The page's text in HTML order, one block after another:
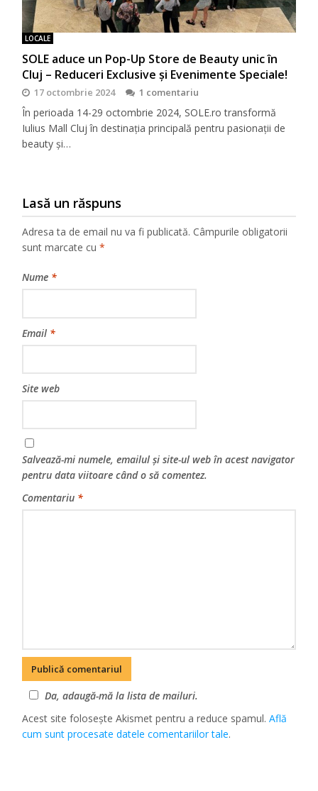
LOCALE
SOLE aduce un Pop-Up Store de Beauty unic în
Cluj – Reduceri Exclusive și Evenimente Speciale!
17 octombrie 2024 1 comentariu
În perioada 14-29 octombrie 2024, SOLE.ro transformă
Iulius Mall Cluj în destinația principală pentru pasionații de
beauty și…
Lasă un răspuns
Adresa ta de email nu va fi publicată. Câmpurile obligatorii
sunt marcate cu*
Nume *
Email *
Site web
Salvează-mi numele, emailul și site-ul web în acest navigator
pentru data viitoare când o să comentez.
Comentariu *
Da, adaugă-mă la lista de mailuri.
Acest site folosește Akismet pentru a reduce spamul.Află
cum sunt procesate datele comentariilor tale.